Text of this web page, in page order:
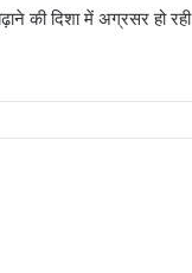
की दिशा में अग्रसर हो रही